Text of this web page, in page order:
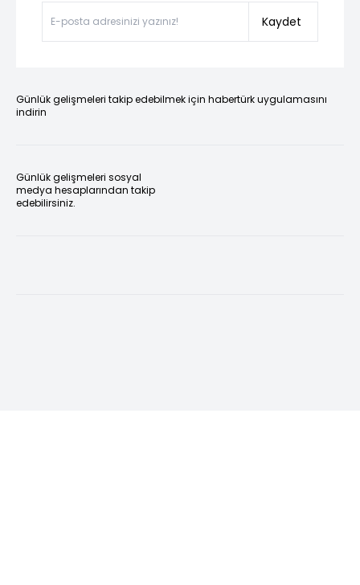
Kaydet
Günlük gelişmeleri takip edebilmek için habertürk uygulamasını
indirin
Günlük gelişmeleri sosyal
medya hesaplarından takip
edebilirsiniz.